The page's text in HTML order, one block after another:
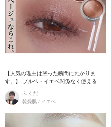
【人気の理由は塗った瞬間にわかりま
す。】 ブルベ・イエベ関係なく使える万
能ベージュ。
ふくだ
乾燥肌 / イエベ